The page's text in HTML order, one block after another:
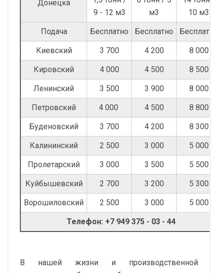
Донецка
9 - 12 м3
м3
10 м3
Подача Бесплатно Бесплатно Бесплатно
Киевский 3 700 4 200 8 000
Кировский 4 000 4 500 8 500
Ленинский 3 500 3 900 8 000
Петровский 4 000 4 500 8 800
Буденовский 3 700 4 200 8 300
Калининский 2 500 3 000 5 000
Пролетарский 3 000 3 500 5 500
Куйбышевский 2 700 3 200 5 300
Ворошиловский 2 500 3 000 5 000
Телефон: +7 949 375 - 03 - 44
В нашей жизни и производственной